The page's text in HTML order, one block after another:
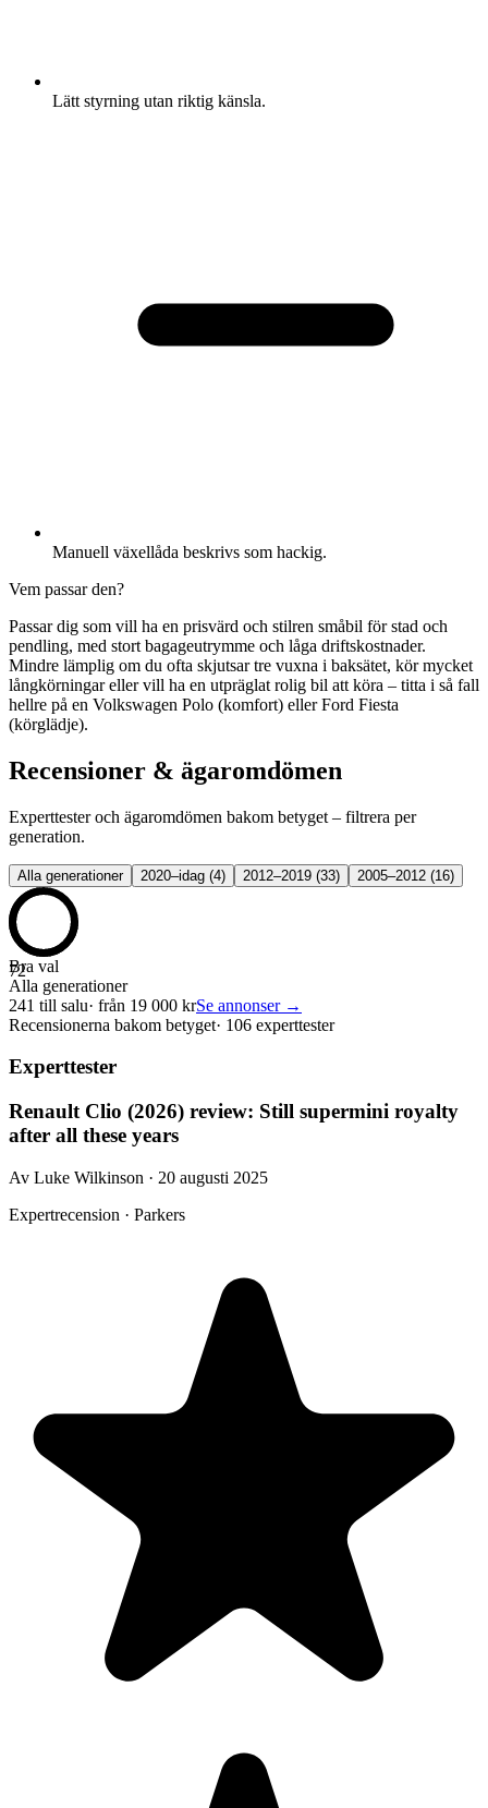
Lätt styrning utan riktig känsla.
Manuell växellåda beskrivs som hackig.
Vem passar den?
Passar dig som vill ha en prisvärd och stilren småbil för stad och
pendling, med stort bagageutrymme och låga driftskostnader.
Mindre lämplig om du ofta skjutsar tre vuxna i baksätet, kör mycket
långkörningar eller vill ha en utpräglat rolig bil att köra – titta i så fall
hellre på en Volkswagen Polo (komfort) eller Ford Fiesta
(körglädje).
Recensioner & ägaromdömen
Experttester och ägaromdömen bakom betyget – filtrera per
generation.
Alla generationer 2020–idag (4) 2012–2019 (33) 2005–2012 (16)
72
Bra val
Alla generationer
241 till salu· från 19 000 krSe annonser →
Recensionerna bakom betyget· 106 experttester
Experttester
Renault Clio (2026) review: Still supermini royalty
after all these years
Av Luke Wilkinson · 20 augusti 2025
Expertrecension · Parkers